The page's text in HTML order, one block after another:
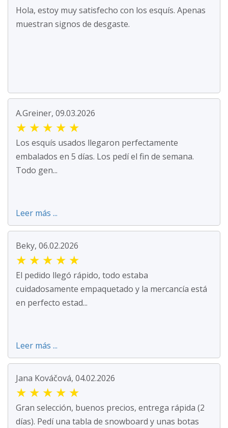
Hola, estoy muy satisfecho con los esquís. Apenas
muestran signos de desgaste.
A.Greiner, 09.03.2026
★ ★ ★ ★ ★
Los esquís usados llegaron perfectamente
embalados en 5 días. Los pedí el fin de semana.
Todo gen...
Leer más ...
Beky, 06.02.2026
★ ★ ★ ★ ★
El pedido llegó rápido, todo estaba
cuidadosamente empaquetado y la mercancía está
en perfecto estad...
Leer más ...
Jana Kováčová, 04.02.2026
★ ★ ★ ★ ★
Gran selección, buenos precios, entrega rápida (2
días). Pedí una tabla de snowboard y unas botas